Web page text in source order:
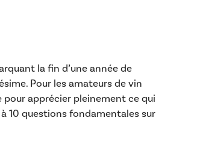
la fin d’une année de
Pour les amateurs de vin
apprécier pleinement ce qui
10 questions fondamentales sur